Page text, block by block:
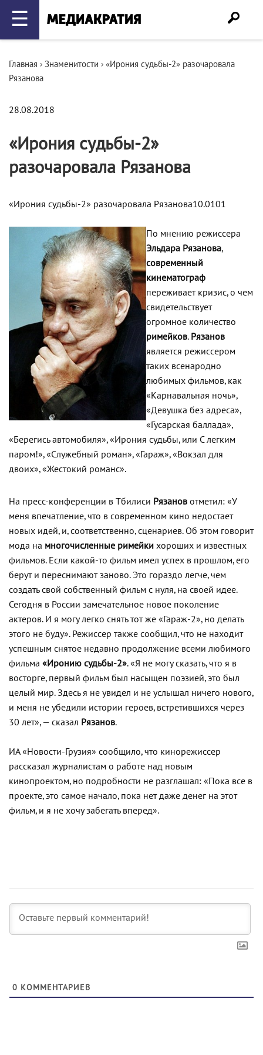
☰
Главная › Знаменитости › «Ирония судьбы-2» разочаровала
Рязанова
28.08.2018
«Ирония судьбы-2»
разочаровала Рязанова
«Ирония судьбы-2» разочаровала Рязанова10.0101
По мнению режиссера
Эльдара Рязанова,
современный
кинематограф
переживает кризис, о чем
свидетельствует
огромное количество
римейков. Рязанов
является режиссером
таких всенародно
любимых фильмов, как
«Карнавальная ночь»,
«Девушка без адреса»,
«Гусарская баллада»,
«Берегись автомобиля», «Ирония судьбы, или С легким
паром!», «Служебный роман», «Гараж», «Вокзал для
двоих», «Жестокий романс».
На пресс-конференции в Тбилиси Рязанов отметил: «У
меня впечатление, что в современном кино недостает
новых идей, и, соответственно, сценариев. Об этом говорит
мода на многочисленные римейки хороших и известных
фильмов. Если какой-то фильм имел успех в прошлом, его
берут и переснимают заново. Это гораздо легче, чем
создать свой собственный фильм с нуля, на своей идее.
Сегодня в России замечательное новое поколение
актеров. И я могу легко снять тот же «Гараж-2», но делать
этого не буду». Режиссер также сообщил, что не находит
успешным снятое недавно продолжение всеми любимого
фильма «Иронию судьбы-2». «Я не могу сказать, что я в
восторге, первый фильм был насыщен поэзией, это был
целый мир. Здесь я не увидел и не услышал ничего нового,
и меня не убедили истории героев, встретившихся через
30 лет», — сказал Рязанов.
ИА «Новости-Грузия» сообщило, что кинорежиссер
рассказал журналистам о работе над новым
кинопроектом, но подробности не разглашал: «Пока все в
проекте, это самое начало, пока нет даже денег на этот
фильм, и я не хочу забегать вперед».
0 КОММЕНТАРИЕВ